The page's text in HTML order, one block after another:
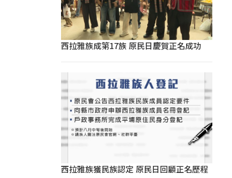
西拉雅族成第17族 原民日慶賀正名成功
西拉雅族獲民族認定 原民日回顧正名歷程